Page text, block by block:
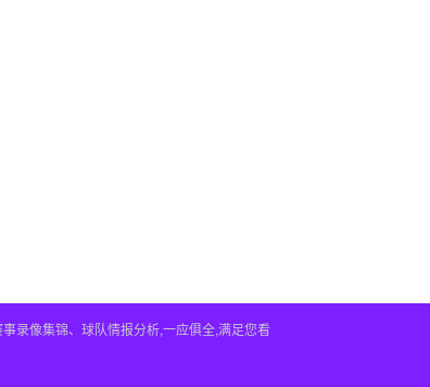
录像集锦、球队情报分析,一应俱全,满足您看